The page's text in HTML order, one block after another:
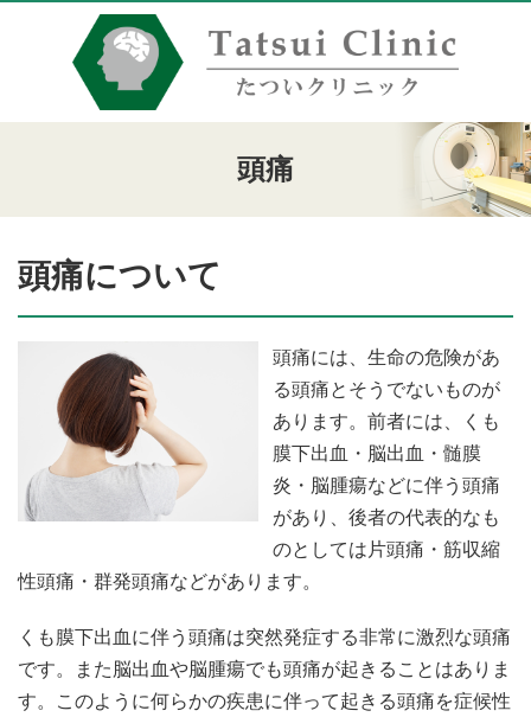
頭痛
頭痛について
頭痛には、生命の危険があ
る頭痛とそうでないものが
あります。前者には、くも
膜下出血・脳出血・髄膜
炎・脳腫瘍などに伴う頭痛
があり、後者の代表的なも
のとしては片頭痛・筋収縮
性頭痛・群発頭痛などがあります。
くも膜下出血に伴う頭痛は突然発症する非常に激烈な頭痛
です。また脳出血や脳腫瘍でも頭痛が起きることはありま
す。このように何らかの疾患に伴って起きる頭痛を症候性